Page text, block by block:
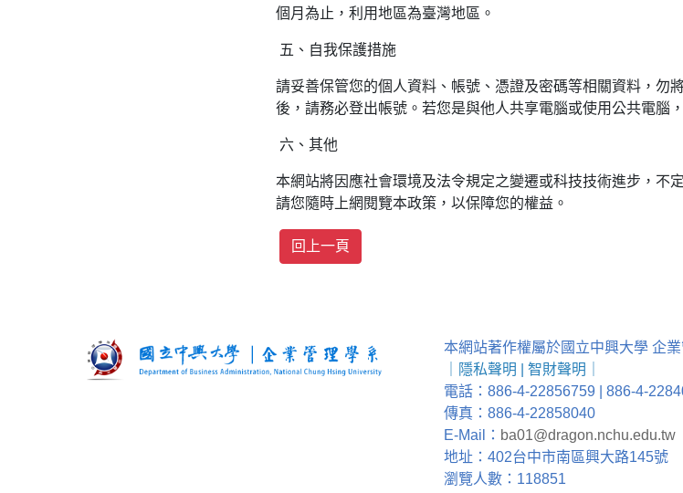
個月為止，利用地區為臺灣地區。
五、自我保護措施
請妥善保管您的個人資料、帳號、憑證及密碼等相關資料，勿
後，請務必登出帳號。若您是與他人共享電腦或使用公共電腦
六、其他
本網站將因應社會環境及法令規定之變遷或科技技術進步，不
請您隨時上網閱覽本政策，以保障您的權益。
本網站著作權屬於國立中興大學 企
隱私聲明 智財聲明
電話：886-4-22856759 | 886-4-
傳真：886-4-22858040
E-Mail： ba01@dragon.nchu.edu.tw
地址：402台中市南區興大路145號
瀏覽人數：118851